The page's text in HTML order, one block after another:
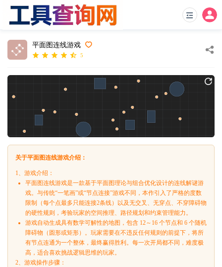
平面图连线游戏
5
关于平面图连线游戏介绍：
1、游戏介绍：
平面图连线游戏是一款基于平面图理论与组合优化设计的连线解谜游
戏。与传统“一笔画”或“节点连接”游戏不同，本作引入了严格的度数
限制（每个点最多只能连接2条线）以及无交叉、无穿点、不穿障碍物
的硬性规则，考验玩家的空间推理、路径规划和约束管理能力。
游戏自动生成具有数学可解性的地图，包含 12～16 个节点和 6 个随机
障碍物（圆形或矩形）。玩家需要在不违反任何规则的前提下，将所
有节点连通为一个整体，最终赢得胜利。每一次开局都不同，难度极
高，适合喜欢挑战逻辑思维的玩家。
2、游戏操作步骤：